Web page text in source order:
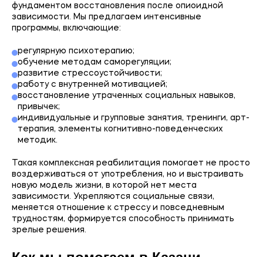
фундаментом восстановления после опиоидной
зависимости. Мы предлагаем интенсивные
программы, включающие:
регулярную психотерапию;
обучение методам саморегуляции;
развитие стрессоустойчивости;
работу с внутренней мотивацией;
восстановление утраченных социальных навыков,
привычек;
индивидуальные и групповые занятия, тренинги, арт-
терапия, элементы когнитивно-поведенческих
методик.
Такая комплексная реабилитация помогает не просто
воздерживаться от употребления, но и выстраивать
новую модель жизни, в которой нет места
зависимости. Укрепляются социальные связи,
меняется отношение к стрессу и повседневным
трудностям, формируется способность принимать
зрелые решения.